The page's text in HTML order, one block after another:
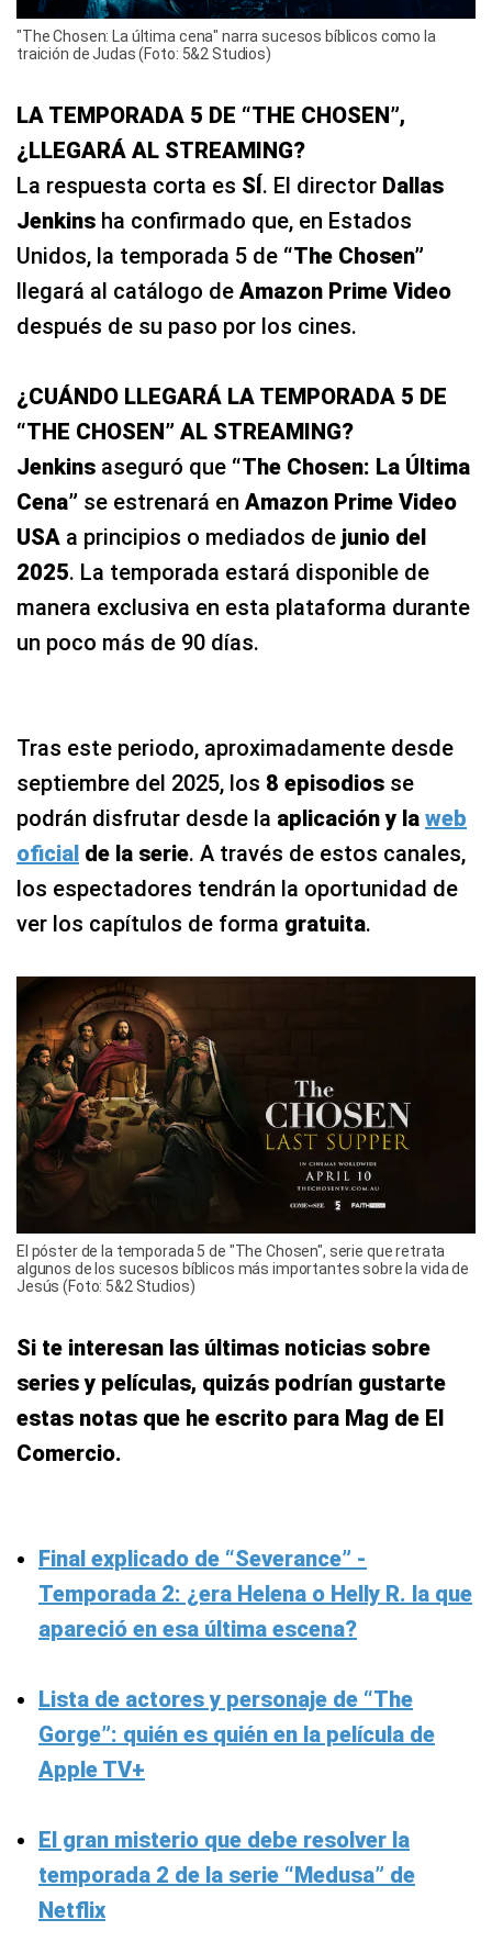
"The Chosen: La última cena" narra sucesos bíblicos como la
traición de Judas (Foto: 5&2 Studios)
LA TEMPORADA 5 DE “THE CHOSEN”,
¿LLEGARÁ AL STREAMING?
La respuesta corta es SÍ. El director Dallas
Jenkins ha confirmado que, en Estados
Unidos, la temporada 5 de “The Chosen”
llegará al catálogo de Amazon Prime Video
después de su paso por los cines.
¿CUÁNDO LLEGARÁ LA TEMPORADA 5 DE
“THE CHOSEN” AL STREAMING?
Jenkins aseguró que “The Chosen: La Última
Cena” se estrenará en Amazon Prime Video
USA a principios o mediados de junio del
2025. La temporada estará disponible de
manera exclusiva en esta plataforma durante
un poco más de 90 días.
Tras este periodo, aproximadamente desde
septiembre del 2025, los 8 episodios se
podrán disfrutar desde la aplicación y la web
oficial de la serie. A través de estos canales,
los espectadores tendrán la oportunidad de
ver los capítulos de forma gratuita.
El póster de la temporada 5 de "The Chosen", serie que retrata
algunos de los sucesos bíblicos más importantes sobre la vida de
Jesús (Foto: 5&2 Studios)
Si te interesan las últimas noticias sobre
series y películas, quizás podrían gustarte
estas notas que he escrito para Mag de El
Comercio.
Final explicado de “Severance” -
Temporada 2: ¿era Helena o Helly R. la que
apareció en esa última escena?
Lista de actores y personaje de “The
Gorge”: quién es quién en la película de
Apple TV+
El gran misterio que debe resolver la
temporada 2 de la serie “Medusa” de
Netflix